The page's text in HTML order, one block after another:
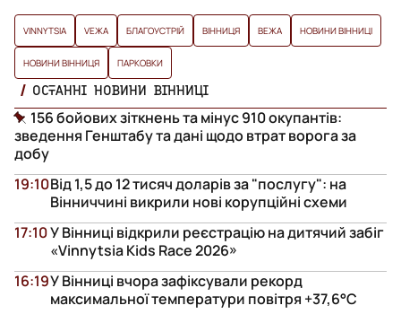
VINNYTSIA VЕЖА БЛАГОУСТРІЙ ВІННИЦЯ ВЕЖА НОВИНИ ВІННИЦІ
НОВИНИ ВІННИЦЯ ПАРКОВКИ
ОСТАННІ НОВИНИ ВІННИЦІ
156 бойових зіткнень та мінус 910 окупантів:
зведення Генштабу та дані щодо втрат ворога за
добу
Від 1,5 до 12 тисяч доларів за "послугу": на
Вінниччині викрили нові корупційні схеми
19:10
У Вінниці відкрили реєстрацію на дитячий забіг
«Vinnytsia Kids Race 2026»
17:10
У Вінниці вчора зафіксували рекорд
максимальної температури повітря +37,6°С
16:19